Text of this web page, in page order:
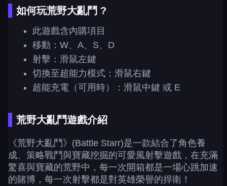
如何玩荒野大亂鬥 ?
此遊戲含內購項目
移動：W、A、S、D
射擊：滑鼠左鍵
切換至超能力模式：滑鼠右鍵
超能充電（可用時）：滑鼠中鍵 或 E
荒野大亂鬥遊戲介紹
《荒野大亂鬥》(Battle Starr)是一款結合了角色養
成、策略戰鬥與寶藏挖掘的可愛風射擊遊戲，在充滿
驚喜與寶藏的荒野中，每一次開箱都是一場心跳加速
的賭博，每一次射擊都是對英雄榮譽的捍衛！